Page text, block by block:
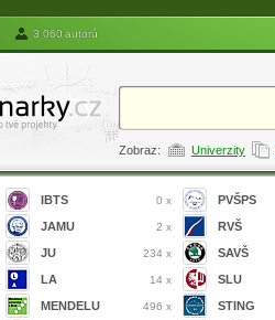
3 060 autorů
Zobraz: Univerzity
IBTS 0 x
JAMU 2 x
JU 234 x
LA 14 x
MENDELU 496 x
PVŠPS
RVŠ
SAVŠ
SLU
STING